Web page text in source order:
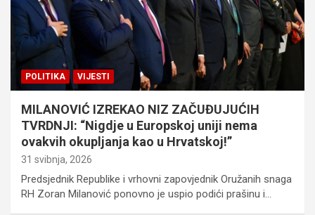
POLITIKA VIJESTI
MILANOVIĆ IZREKAO NIZ ZAČUĐUJUĆIH
TVRDNJI: “Nigdje u Europskoj uniji nema
ovakvih okupljanja kao u Hrvatskoj!”
31 svibnja, 2026
Predsjednik Republike i vrhovni zapovjednik Oružanih snaga
RH Zoran Milanović ponovno je uspio podići prašinu i…